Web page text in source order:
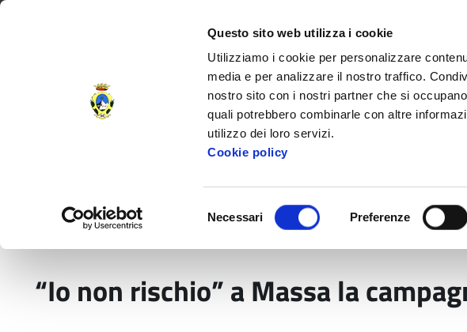
Questo sito web utilizza i cookie
Utilizziamo i cookie per personalizzare
media e per analizzare il nostro traffico.
nostro sito con i nostri partner che si
quali potrebbero combinarle con altre
utilizzo dei loro servizi.
Cookie policy
Necessari Preferenze
Provincia di Massa‑Carrara
Settori e uffici
Protezione Civile “Io non rischio” a
“Io non rischio” a Massa la